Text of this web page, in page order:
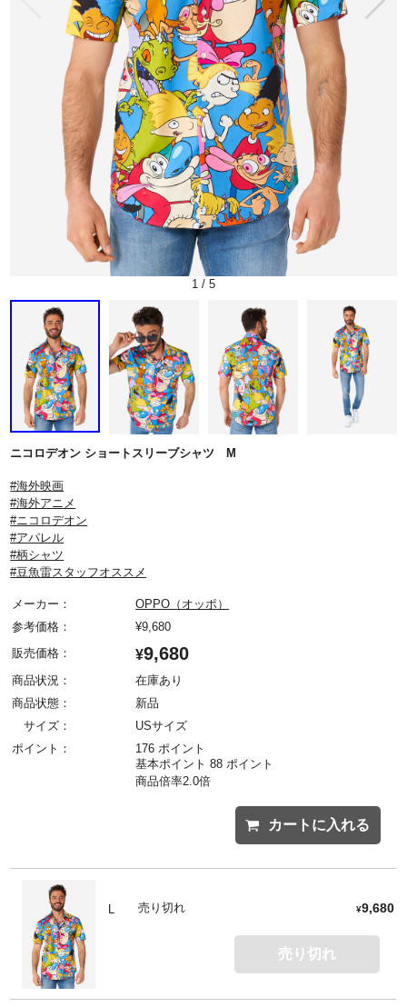
1 / 5
ニコロデオン ショートスリーブシャツ M
#海外映画
#海外アニメ
#ニコロデオン
#アパレル
#柄シャツ
#豆魚雷スタッフオススメ
メーカー：
OPPO（オッポ）
参考価格：
¥9,680
販売価格：
¥9,680
商品状況：
在庫あり
商品状態：
新品
サイズ：
USサイズ
ポイント：
176 ポイント
基本ポイント 88 ポイント
商品倍率2.0倍
カートに入れる
L 売り切れ ¥9,680
売り切れ